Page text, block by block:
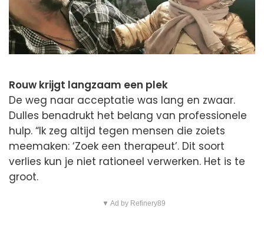
Rouw krijgt langzaam een plek
De weg naar acceptatie was lang en zwaar.
Dulles benadrukt het belang van professionele
hulp. “Ik zeg altijd tegen mensen die zoiets
meemaken: ‘Zoek een therapeut’. Dit soort
verlies kun je niet rationeel verwerken. Het is te
groot.
▼ Ad by Refinery89